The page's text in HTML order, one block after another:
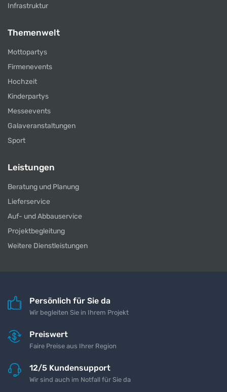
Infrastruktur
Themenwelt
Mottopartys
Firmenevents
Hochzeit
Kinderpartys
Messeevents
Galaveranstaltungen
Sport
Leistungen
Beratung und Planung
Lieferservice
Auf- und Abbauservice
Projektbegleitung
Weitere Dienstleistungen
Persönlich für Sie da
Wir begleiten Sie in Ihrem Projekt
Preiswert
Faire Preise aus Ihrer Region
12/5 Kundensupport
Wir sind auch im Notfall für Sie da